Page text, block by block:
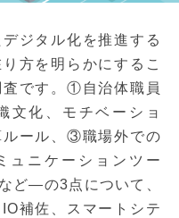
ジタル化を推進する
方を明らかにするこ
査です。①自治体職員
文化、モチベーショ
ルール、③職場外での
ュニケーションツー
ど―の3点について、
補佐、スマートシテ